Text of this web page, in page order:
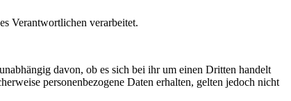
Verantwortlichen verarbeitet.
davon, ob es sich bei ihr um einen Dritten handelt
personenbezogene Daten erhalten, gelten jedoch nicht